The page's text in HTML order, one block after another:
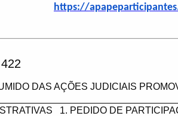
https://
DAS AÇÕES JUDICIAIS
1. PEDIDO DE